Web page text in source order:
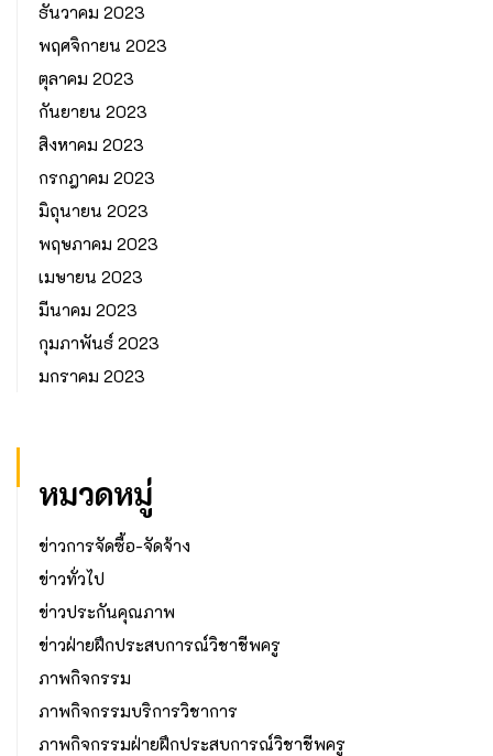
ธันวาคม 2023
พฤศจิกายน 2023
ตุลาคม 2023
กันยายน 2023
สิงหาคม 2023
กรกฎาคม 2023
มิถุนายน 2023
พฤษภาคม 2023
เมษายน 2023
มีนาคม 2023
กุมภาพันธ์ 2023
มกราคม 2023
หมวดหมู่
ข่าวการจัดซื้อ-จัดจ้าง
ข่าวทั่วไป
ข่าวประกันคุณภาพ
ข่าวฝ่ายฝึกประสบการณ์วิชาชีพครู
ภาพกิจกรรม
ภาพกิจกรรมบริการวิชาการ
ภาพกิจกรรมฝ่ายฝึกประสบการณ์วิชาชีพครู